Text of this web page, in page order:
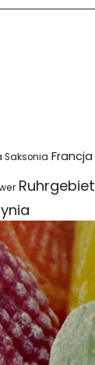
Saksonia Francja
Ruhrgebiet